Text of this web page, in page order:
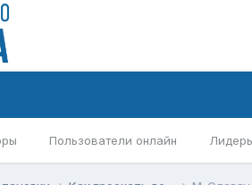
Пользователи онлайн